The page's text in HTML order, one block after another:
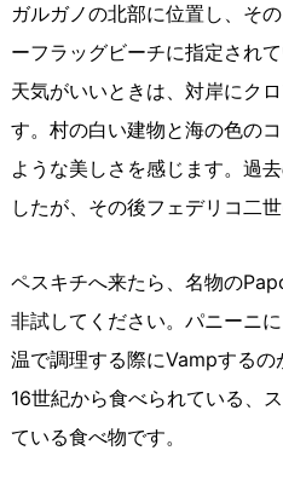
ガルガノの北部に位置し、そ
ーフラッグビーチに指定されて
天気がいいときは、対岸にク
す。村の白い建物と海の色の
ような美しさを感じます。過
したが、その後フェデリコ二
ペスキチへ来たら、名物の
非試してください。パニーニ
温で調理する際にVampするの
16世紀から食べられている、
ている食べ物です。